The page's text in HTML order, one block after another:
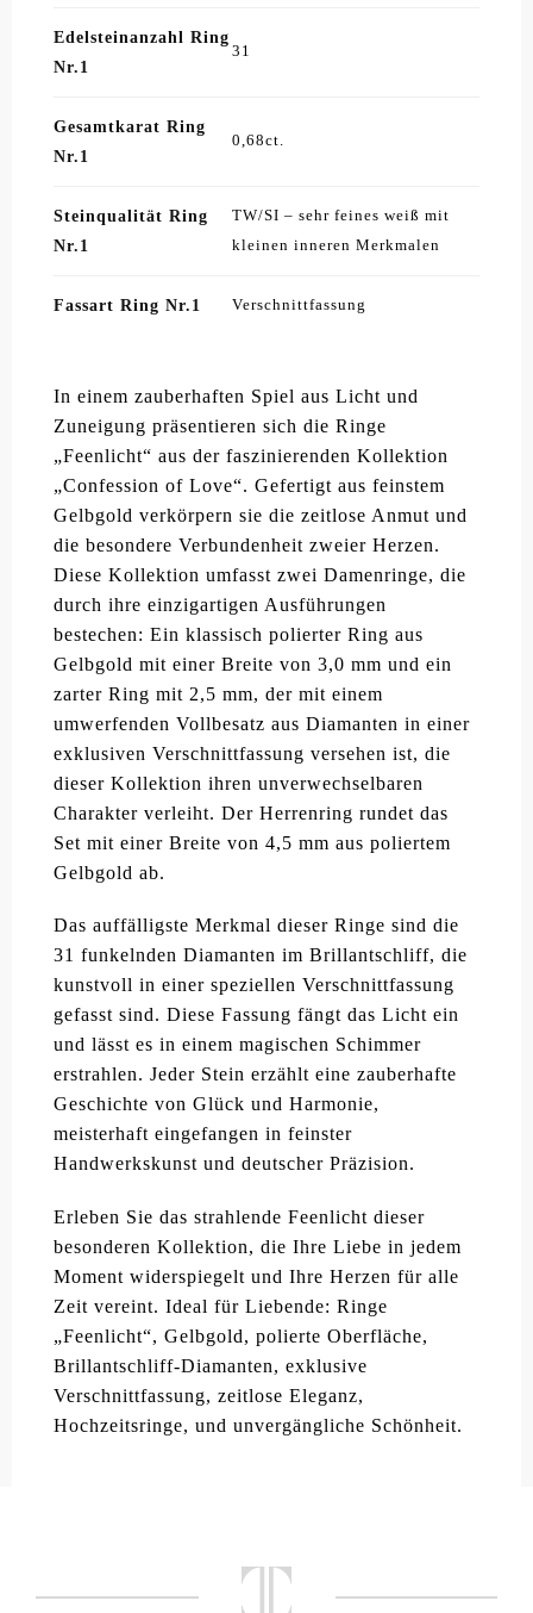
Edelsteinanzahl Ring
Nr.1
31
Gesamtkarat Ring
Nr.1
0,68ct.
Steinqualität Ring
Nr.1
TW/SI – sehr feines weiß mit
kleinen inneren Merkmalen
Fassart Ring Nr.1 Verschnittfassung
In einem zauberhaften Spiel aus Licht und
Zuneigung präsentieren sich die Ringe
„Feenlicht“ aus der faszinierenden Kollektion
„Confession of Love“. Gefertigt aus feinstem
Gelbgold verkörpern sie die zeitlose Anmut und
die besondere Verbundenheit zweier Herzen.
Diese Kollektion umfasst zwei Damenringe, die
durch ihre einzigartigen Ausführungen
bestechen: Ein klassisch polierter Ring aus
Gelbgold mit einer Breite von 3,0 mm und ein
zarter Ring mit 2,5 mm, der mit einem
umwerfenden Vollbesatz aus Diamanten in einer
exklusiven Verschnittfassung versehen ist, die
dieser Kollektion ihren unverwechselbaren
Charakter verleiht. Der Herrenring rundet das
Set mit einer Breite von 4,5 mm aus poliertem
Gelbgold ab.
Das auffälligste Merkmal dieser Ringe sind die
31 funkelnden Diamanten im Brillantschliff, die
kunstvoll in einer speziellen Verschnittfassung
gefasst sind. Diese Fassung fängt das Licht ein
und lässt es in einem magischen Schimmer
erstrahlen. Jeder Stein erzählt eine zauberhafte
Geschichte von Glück und Harmonie,
meisterhaft eingefangen in feinster
Handwerkskunst und deutscher Präzision.
Erleben Sie das strahlende Feenlicht dieser
besonderen Kollektion, die Ihre Liebe in jedem
Moment widerspiegelt und Ihre Herzen für alle
Zeit vereint. Ideal für Liebende: Ringe
„Feenlicht“, Gelbgold, polierte Oberfläche,
Brillantschliff-Diamanten, exklusive
Verschnittfassung, zeitlose Eleganz,
Hochzeitsringe, und unvergängliche Schönheit.